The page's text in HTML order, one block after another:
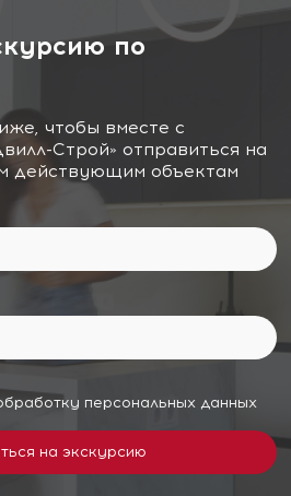
по
чтобы вместе с
Строй» отправиться на
действующим объектам
персональных данных